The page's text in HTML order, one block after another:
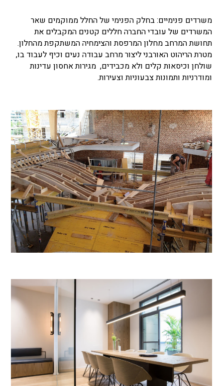
משרדים פנימיים: בחלק הפנימי של החלל ממוקמים שאר
המשרדים של עובדי החברה חללים קטנים המקבלים את
תחושת המרחב מחלון המרפסת והצימחיה המשתקפת מהחלון.
מטרת הריהוט האורבני ליצור מרחב עבודה נעים וכיף לעבוד בו,
שולחן וכיסאות קלים ולא מכבידים, מגירות אחסון עדינות
ומודרניות ותמונות צבעוניות וצעירות.